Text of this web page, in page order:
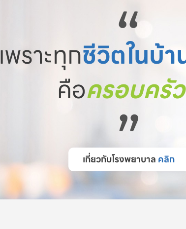
“
เพราะทุกชีวิตในบ้า
คือครอบครั
”
เกี่ยวกับโรงพยาบาล คลิก